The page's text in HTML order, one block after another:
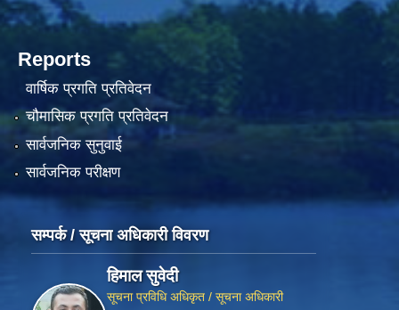
Reports
वार्षिक प्रगति प्रतिवेदन
चौमासिक प्रगति प्रतिवेदन
सार्वजनिक सुनुवाई
सार्वजनिक परीक्षण
सम्पर्क / सूचना अधिकारी विवरण
हिमाल सुवेदी
सूचना प्रविधि अधिकृत / सूचना अधिकारी